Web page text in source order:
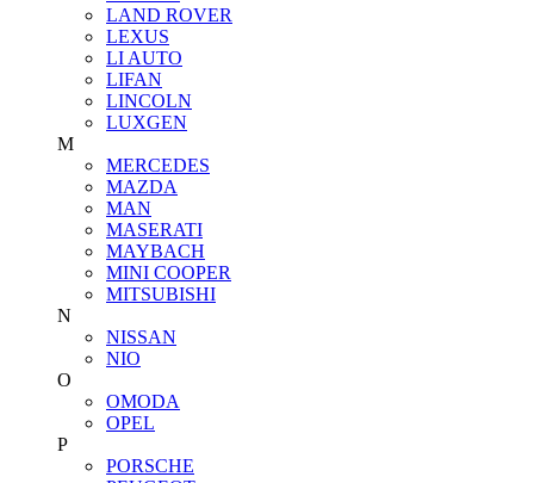
LAND ROVER
LEXUS
LI AUTO
LIFAN
LINCOLN
LUXGEN
M
MERCEDES
MAZDA
MAN
MASERATI
MAYBACH
MINI COOPER
MITSUBISHI
N
NISSAN
NIO
O
OMODA
OPEL
P
PORSCHE